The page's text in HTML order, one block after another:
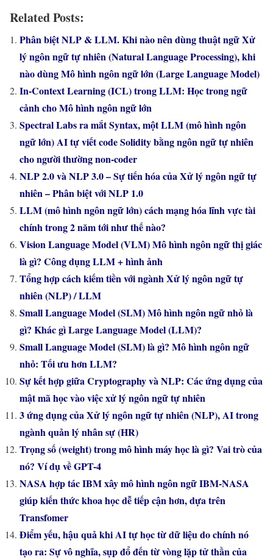
Related Posts:
Phân biệt NLP & LLM. Khi nào nên dùng thuật ngữ Xử
lý ngôn ngữ tự nhiên (Natural Language Processing), khi
nào dùng Mô hình ngôn ngữ lớn (Large Language Model)
In-Context Learning (ICL) trong LLM: Học trong ngữ
cảnh cho Mô hình ngôn ngữ lớn
Spectral Labs ra mắt Syntax, một LLM (mô hình ngôn
ngữ lớn) AI tự viết code Solidity bằng ngôn ngữ tự nhiên
cho người thường non-coder
NLP 2.0 và NLP 3.0 – Sự tiến hóa của Xử lý ngôn ngữ tự
nhiên – Phân biệt với NLP 1.0
LLM (mô hình ngôn ngữ lớn) cách mạng hóa lĩnh vực tài
chính trong 2 năm tới như thế nào?
Vision Language Model (VLM) Mô hình ngôn ngữ thị giác
là gì? Công dụng LLM + hình ảnh
Tổng hợp cách kiếm tiền với ngành Xử lý ngôn ngữ tự
nhiên (NLP) / LLM
Small Language Model (SLM) Mô hình ngôn ngữ nhỏ là
gì? Khác gì Large Language Model (LLM)?
Small Language Model (SLM) là gì? Mô hình ngôn ngữ
nhỏ: Tối ưu hơn LLM?
Sự kết hợp giữa Cryptography và NLP: Các ứng dụng của
mật mã học vào việc xử lý ngôn ngữ tự nhiên
3 ứng dụng của Xử lý ngôn ngữ tự nhiên (NLP), AI trong
ngành quản lý nhân sự (HR)
Trọng số (weight) trong mô hình máy học là gì? Vai trò của
nó? Ví dụ về GPT-4
NASA hợp tác IBM xây mô hình ngôn ngữ IBM-NASA
giúp kiến thức khoa học dễ tiếp cận hơn, dựa trên
Transfomer
Điểm yếu, hậu quả khi AI tự học từ dữ liệu do chính nó
tạo ra: Sự vô nghĩa, sụp đổ đến từ vòng lặp tử thần của